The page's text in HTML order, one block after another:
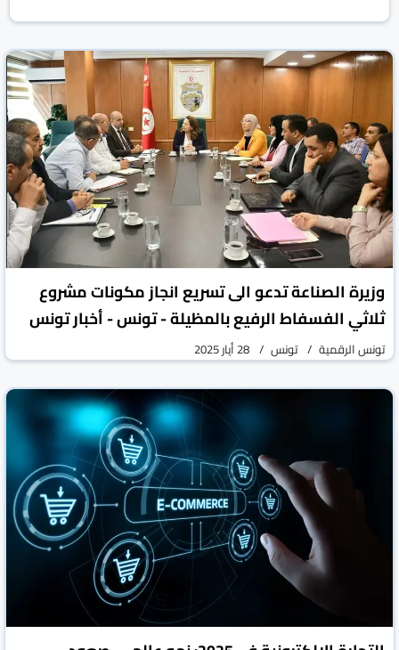
وزيرة الصناعة تدعو الى تسريع انجاز مكونات مشروع
ثلاثي الفسفاط الرفيع بالمظيلة - تونس - أخبار تونس
تونس الرقمية تونس 28 أيار 2025